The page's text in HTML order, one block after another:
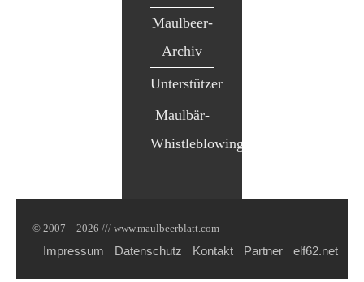
Maulbeer-
Archiv
Unterstützer
Maulbär-
Whistleblowing
© 2007 – 2026 /// www.maulbeerblatt.com
Impressum Datenschutz Kontakt Partner elf62.net